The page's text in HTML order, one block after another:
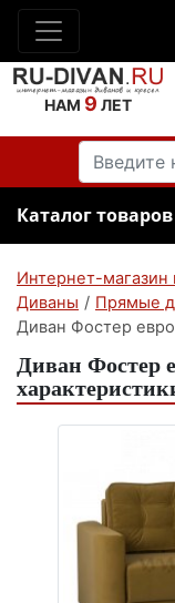
НАМ 9 ЛЕТ
Каталог товаров
Интернет-
Диваны / Прямые
Диван Фостер
Диван Фостер